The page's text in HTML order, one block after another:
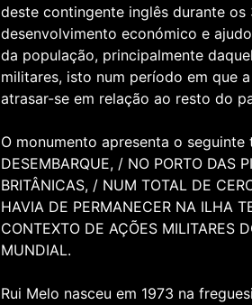
deste contingente inglês durante
desenvolvimento económico e
da população, principalmente
militares, isto num período em que
atrasar-se em relação ao resto do
O monumento apresenta o seguinte
DESEMBARQUE, / NO PORTO DAS
BRITÂNICAS, / NUM TOTAL DE
HAVIA DE PERMANECER NA ILHA
CONTEXTO DE AÇÕES MILITARES
MUNDIAL.
Rui Melo nasceu em 1973 na